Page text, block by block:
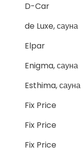
D-Car
de Luxe, сауна
Elpar
Enigma, сауна
Esthima, сауна
Fix Price
Fix Price
Fix Price